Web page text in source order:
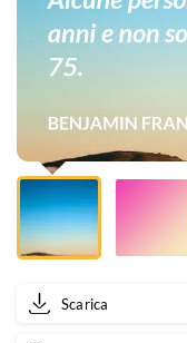
non
sono
sepolti
fino
ai
75.
Scarica